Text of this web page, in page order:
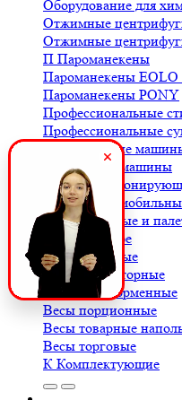
Оборудование для
Отжимные
Отжимные
П Пароманекены
Пароманекены EOLO
Пароманекены PONY
Профессиональные
Профессиональные
Стиральные
Сушильные машины
ШШкафы
ВВесы
Весы балочные и
Весы для кофе
Весы крановые
Весы лабораторные
Весы платформенные
Весы порционные
Весы товарные
Весы торговые
К Комплектующие